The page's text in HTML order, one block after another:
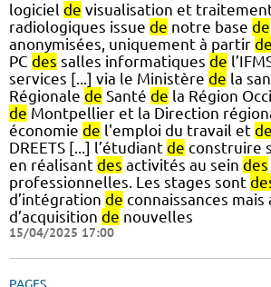
logiciel de visualisation et
radiologiques issue de notre base de
anonymisées, uniquement à partir de
PC des salles informatiques de
services [...] via le Ministère de la
Régionale de Santé de la Région
de Montpellier et la Direction
économie de l'emploi du travail et
DREETS [...] l’étudiant de construire
en réalisant des activités au sein des
professionnelles. Les stages sont
d’intégration de connaissances mais
d’acquisition de nouvelles
15/04/2025 17:00